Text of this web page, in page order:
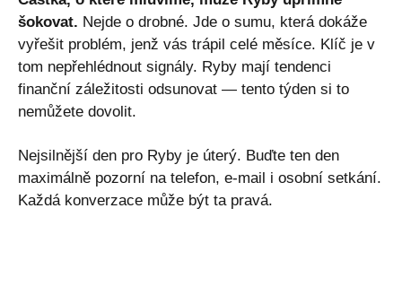
šokovat. Nejde o drobné. Jde o sumu, která dokáže
vyřešit problém, jenž vás trápil celé měsíce. Klíč je v
tom nepřehlédnout signály. Ryby mají tendenci
finanční záležitosti odsunovat — tento týden si to
nemůžete dovolit.
Nejsilnější den pro Ryby je úterý. Buďte ten den
maximálně pozorní na telefon, e-mail i osobní setkání.
Každá konverzace může být ta pravá.